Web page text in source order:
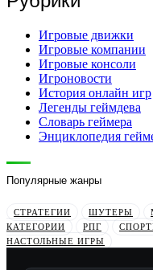
Игровые движки
Игровые компании
Игровые консоли
Игроновости
История онлайн игр
Легенды геймдева
Словарь геймера
Энциклопедия
Популярные жанры
СТРАТЕГИИ ШУТЕРЫ
КАТЕГОРИИ
РПГ
НАСТОЛЬНЫЕ ИГРЫ